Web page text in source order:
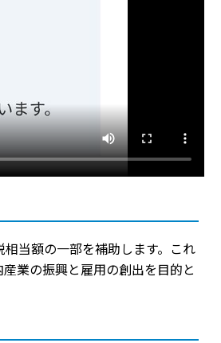
当額の一部を補助します。これ
業の振興と雇用の創出を目的と